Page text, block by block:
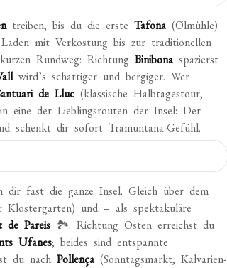
treiben, bis du die ersteTafona(Ölmühle)
mit Verkostung bis zur traditionellen
Rundweg: RichtungBinibonaspazierst
wird’s schattiger und bergiger. Wer
de Lluc (klassische Halbtagestour,
eine der Lieblingsrouten der Insel: Der
schenkt dir sofort Tramuntana-Gefühl.
fast die ganze Insel. Gleich über dem
Klostergarten) und – als spektakuläre
de Pareis 🏞️. Richtung Osten erreichst du
Ufanes; beides sind entspannte
du nachPollença(Sonntagsmarkt, Kalvarien-